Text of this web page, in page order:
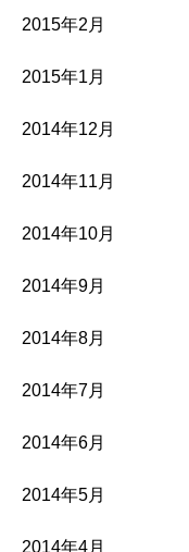
2015年2月
2015年1月
2014年12月
2014年11月
2014年10月
2014年9月
2014年8月
2014年7月
2014年6月
2014年5月
2014年4月